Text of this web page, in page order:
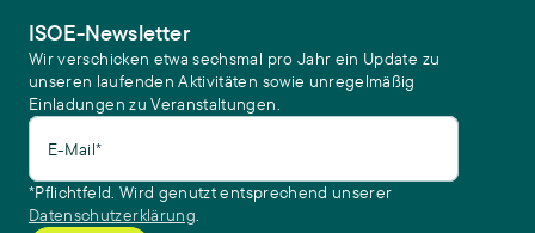
ISOE-Newsletter
Wir verschicken etwa sechsmal pro Jahr ein Update zu
unseren laufenden Aktivitäten sowie unregelmäßig
Einladungen zu Veranstaltungen.
E-Mail*
*Pflichtfeld. Wird genutzt entsprechend unserer
Datenschutzerklärung.